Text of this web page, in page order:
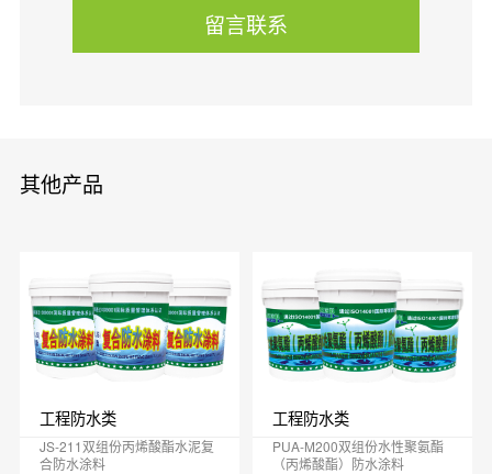
留言联系
其他产品
工程防水类
JS-211双组份丙烯酸酯水泥复
合防水涂料
工程防水类
PUA-M200双组份水性聚氨酯
（丙烯酸酯）防水涂料